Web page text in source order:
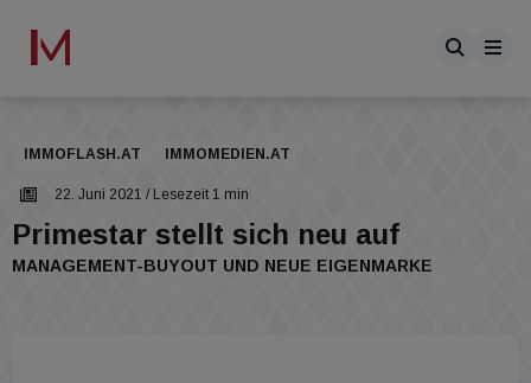
IMMOFLASH.AT IMMOMEDIEN.AT
22. Juni 2021 / Lesezeit 1 min
Primestar stellt sich neu auf
MANAGEMENT-BUYOUT UND NEUE EIGENMARKE